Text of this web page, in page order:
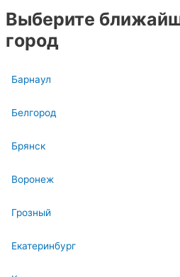
Выберите
город
Барнаул
Белгород
Брянск
Воронеж
Грозный
Екатеринбург